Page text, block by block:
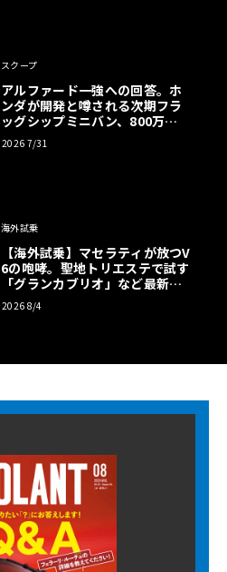
スクープ
アルファード一強への回答。ホ
ンダが開発と噂される次期フラ
ッグシップミニバン、800万円
超の勝算【予想CG】
2026 7/31
海外試乗
【海外試乗】マセラティが放つV
6の咆哮。聖地トリエステで試す
「グランカブリオ」など最新ト
ロフェオ3台の官能評価《LE VO
LANT LAB》
2026 8/4